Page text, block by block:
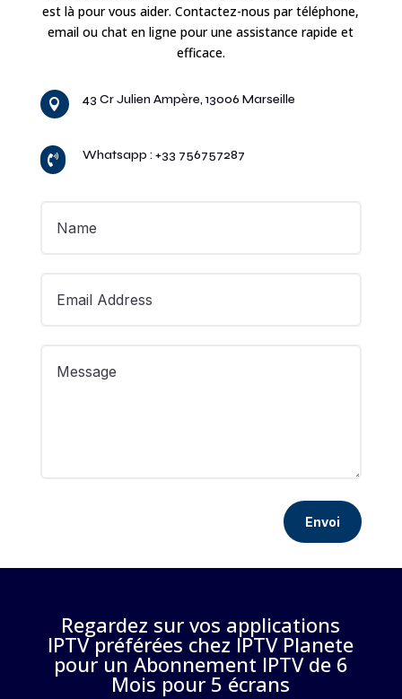
est là pour vous aider. Contactez-nous par téléphone,
email ou chat en ligne pour une assistance rapide et
efficace.
 43 Cr Julien Ampère, 13006 Marseille
 Whatsapp : +33 756757287
Envoi
Regardez sur vos applications
IPTV préférées chez IPTV Planete
pour un Abonnement IPTV de 6
Mois pour 5 écrans